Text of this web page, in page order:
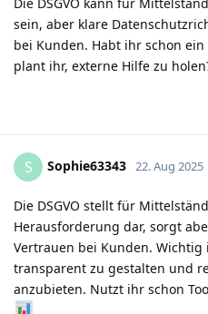
sein, aber klare
bei Kunden. Habt ihr schon
plant ihr, externe Hilfe zu
S Sophie63343 22. Aug 2025
Die DSGVO stellt für
Herausforderung dar, sorgt
Vertrauen bei Kunden.
transparent zu gestalten und
anzubieten. Nutzt ihr schon